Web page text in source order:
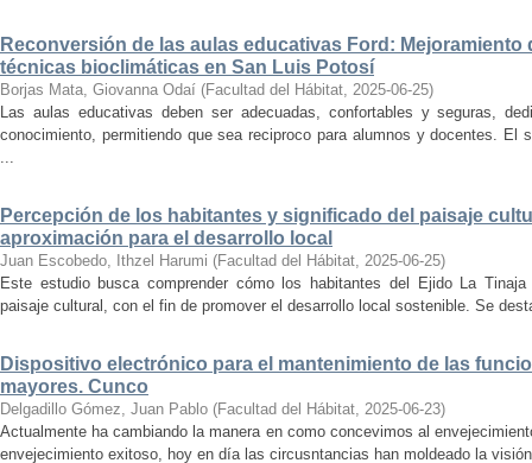
Reconversión de las aulas educativas Ford:
técnicas bioclimáticas en San Luis Potosí
Borjas Mata, Giovanna Odaí (Facultad del Hábitat, 2025-06-25)
Las aulas educativas deben ser adecuadas, confortables y seguras,
conocimiento, permitiendo que sea reciproco para alumnos y docentes. El
...
Percepción de los habitantes y significado del paisaje
aproximación para el desarrollo local
Juan Escobedo, Ithzel Harumi (Facultad del Hábitat, 2025-06-25)
Este estudio busca comprender cómo los habitantes del Ejido La
paisaje cultural, con el fin de promover el desarrollo local sostenible. Se
Dispositivo electrónico para el mantenimiento de las
mayores. Cunco
Delgadillo Gómez, Juan Pablo (Facultad del Hábitat, 2025-06-23)
Actualmente ha cambiando la manera en como concevimos al
envejecimiento exitoso, hoy en día las circusntancias han moldeado la